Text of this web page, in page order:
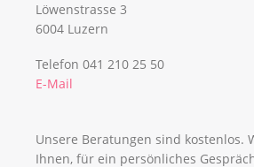
Löwenstrasse 3
6004 Luzern
Telefon 041 210 25 50
E-Mail
Unsere Beratungen sind kostenlos.
Ihnen, für ein persönliches